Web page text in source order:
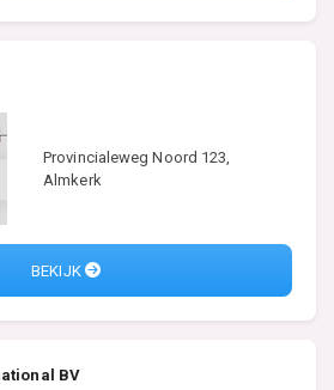
Provincialeweg Noord 123,
Almkerk
BEKIJK
BV